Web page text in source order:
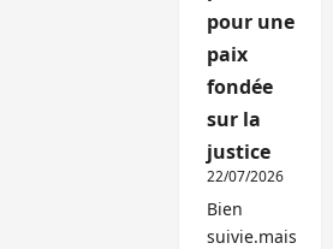
pour une
paix
fondée
sur la
justice
22/07/2026
Bien
suivie.mais